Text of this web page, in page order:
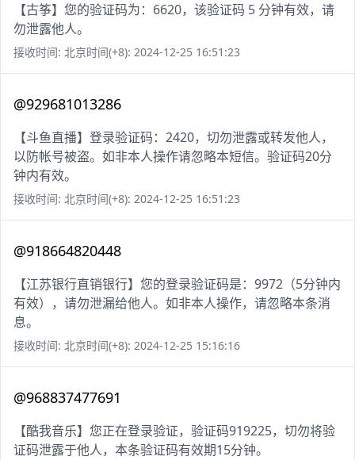
【古筝】您的验证码为：6620，该验证码 5 分钟有效，请
勿泄露他人。
接收时间: 北京时间(+8): 2024-12-25 16:51:23
@929681013286
【斗鱼直播】登录验证码：2420，切勿泄露或转发他人，
以防帐号被盗。如非本人操作请忽略本短信。验证码20分
钟内有效。
接收时间: 北京时间(+8): 2024-12-25 16:51:23
@918664820448
【江苏银行直销银行】您的登录验证码是：9972（5分钟内
有效），请勿泄漏给他人。如非本人操作，请忽略本条消
息。
接收时间: 北京时间(+8): 2024-12-25 15:16:16
@968837477691
【酷我音乐】您正在登录验证，验证码919225，切勿将验
证码泄露于他人，本条验证码有效期15分钟。